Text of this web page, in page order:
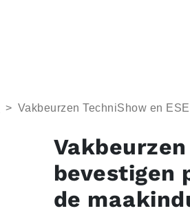
> Vakbeurzen TechniShow en
bevestigen
de